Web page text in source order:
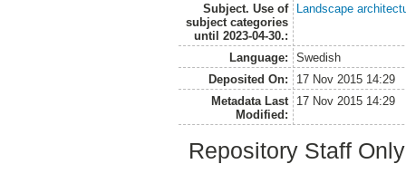
Subject. Use of
subject categories
until 2023-04-30.:
Landscape
Language:
Swedish
Deposited On:
17 Nov 2015 14:29
Metadata Last
Modified:
17 Nov 2015 14:29
Repository Staff